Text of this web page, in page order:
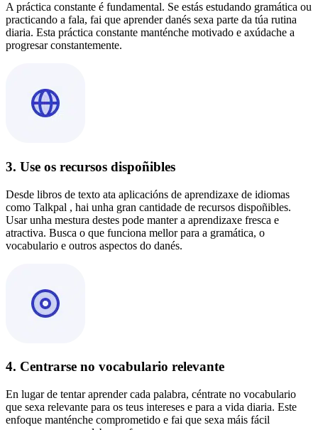
A práctica constante é fundamental. Se estás estudando gramática ou
practicando a fala, fai que aprender danés sexa parte da túa rutina
diaria. Esta práctica constante manténche motivado e axúdache a
progresar constantemente.
3. Use os recursos dispoñibles
Desde libros de texto ata aplicacións de aprendizaxe de idiomas
como Talkpal , hai unha gran cantidade de recursos dispoñibles.
Usar unha mestura destes pode manter a aprendizaxe fresca e
atractiva. Busca o que funciona mellor para a gramática, o
vocabulario e outros aspectos do danés.
4. Centrarse no vocabulario relevante
En lugar de tentar aprender cada palabra, céntrate no vocabulario
que sexa relevante para os teus intereses e para a vida diaria. Este
enfoque manténche comprometido e fai que sexa máis fácil